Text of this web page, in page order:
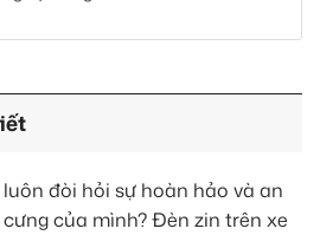
đòi hỏi sự hoàn hảo và an
của mình? Đèn zin trên xe